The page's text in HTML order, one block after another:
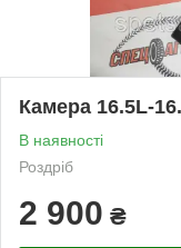
Камера 16.5L-
В наявності
Роздріб
2 900 ₴